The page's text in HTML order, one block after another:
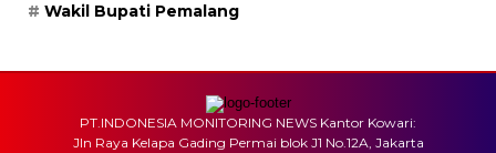
Wakil Bupati Pemalang
PT.INDONESIA MONITORING NEWS Kantor Kowari:
Jln Raya Kelapa Gading Permai blok J1 No.12A, Jakarta